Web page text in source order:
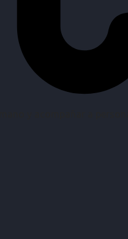
y acompañar a